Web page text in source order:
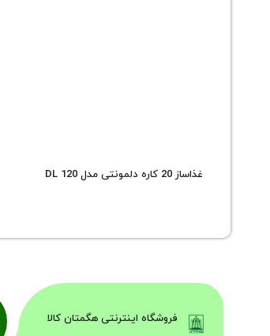
غذاساز 20 کاره دلمونتی مدل DL 120
فروشگاه اینترنتی هگمتان کالا